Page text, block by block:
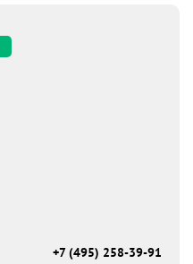
+7 (495) 258-39-91